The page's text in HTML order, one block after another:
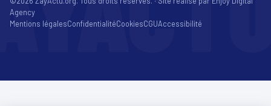
Agency
Mentions légalesConfidentialitéCookiesCGUAccessibilité